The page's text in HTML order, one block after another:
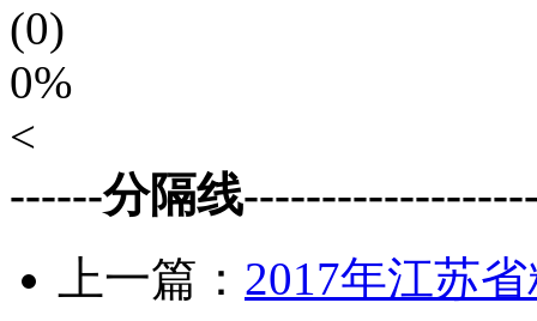
(0)
0%
<
------分隔线
上一篇： 2017年江苏